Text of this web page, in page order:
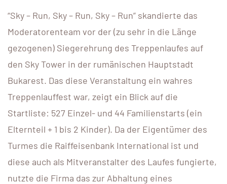
“Sky – Run, Sky – Run, Sky – Run” skandierte das
Moderatorenteam vor der (zu sehr in die Länge
gezogenen) Siegerehrung des Treppenlaufes auf
den Sky Tower in der rumänischen Hauptstadt
Bukarest. Das diese Veranstaltung ein wahres
Treppenlauffest war, zeigt ein Blick auf die
Startliste: 527 Einzel- und 44 Familienstarts (ein
Elternteil + 1 bis 2 Kinder). Da der Eigentümer des
Turmes die Raiffeisenbank International ist und
diese auch als Mitveranstalter des Laufes fungierte,
nutzte die Firma das zur Abhaltung eines